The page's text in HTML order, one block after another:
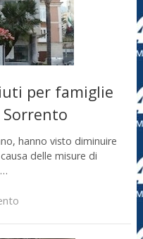
per famiglie
hanno visto diminuire
delle misure di